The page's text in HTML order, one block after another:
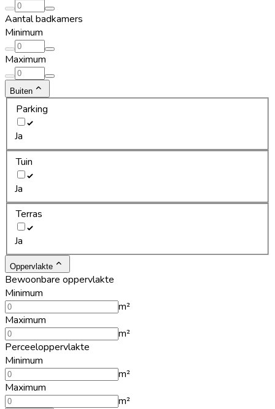
Aantal badkamers
Minimum
Maximum
Buiten
Parking
Ja
Tuin
Ja
Terras
Ja
Oppervlakte
Bewoonbare oppervlakte
Minimum
m²
Maximum
m²
Perceeloppervlakte
Minimum
m²
Maximum
m²